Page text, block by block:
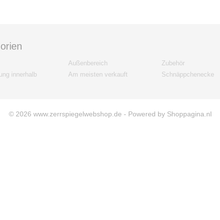
innerhalb
Außenbereich
Am meisten verkauft
Zubehör
Schnäppchenecke
© 2026 www.zerrspiegelwebshop.de - Powered by Shoppagina.nl